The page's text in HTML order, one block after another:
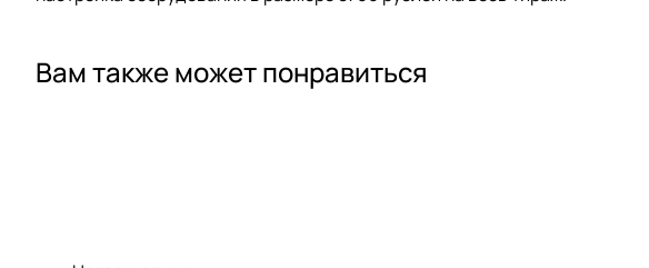
Вам также может понравиться